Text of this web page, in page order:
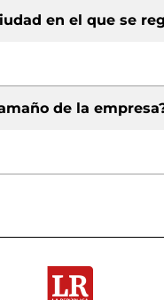
en el que se
de la